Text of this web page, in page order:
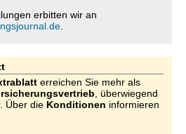
erbitten wir an
erreichen Sie mehr als
, überwiegend
Über die Konditionen informieren